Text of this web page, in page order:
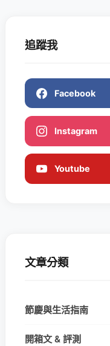
追蹤我
Facebook
Instagram
Youtube
文章分類
節慶與生活指南
開箱文 & 評測